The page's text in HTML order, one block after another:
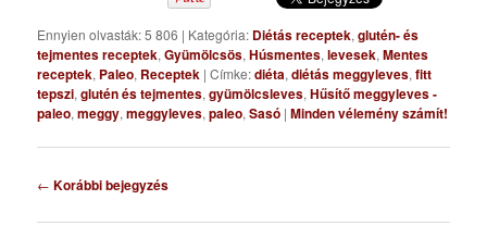
Ennyien olvasták: 5 806 | Kategória: Diétás receptek,glutén- és
tejmentes receptek,Gyümölcsös,Húsmentes,levesek,Mentes
receptek, Paleo, Receptek |Címke:diéta,diétás meggyleves,fitt
tepszi,glutén és tejmentes,gyümölcsleves,Hűsítő meggyleves -
paleo,meggy,meggyleves,paleo,Sasó |Minden vélemény számít!
Bejegyzés
← Korábbi bejegyzés